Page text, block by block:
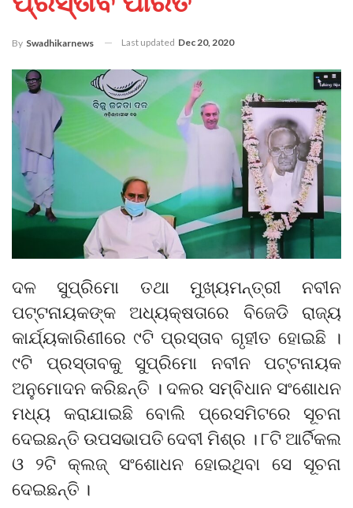
By Swadhikarnews Last updated Dec 20, 2020
ଦଳ ସୁପ୍ରିମୋ ତଥା ମୁଖ୍ୟମନ୍ତ୍ରୀ ନବୀନ
ପଟ୍ଟନାୟକଙ୍କ ଅଧ୍ୟକ୍ଷତାରେ ବିଜେଡି ରାଜ୍ୟ
କାର୍ଯ୍ୟକାରିଣୀରେ ୯ଟି ପ୍ରସ୍ତାବ ଗୃହୀତ ହୋଇଛି ।
୯ଟି ପ୍ରସ୍ତାବକୁ ସୁପ୍ରିମୋ ନବୀନ ପଟ୍ଟନାୟକ
ଅନୁମୋଦନ କରିଛନ୍ତି । ଦଳର ସମ୍ବିଧାନ ସଂଶୋଧନ
ମଧ୍ୟ କରାଯାଇଛି ବୋଲି ପ୍ରେସମିଟରେ ସୂଚନା
ଦେଇଛନ୍ତି ଉପସଭାପତି ଦେବୀ ମିଶ୍ର । ୮ଟି ଆର୍ଟିକଲ
ଓ ୨ଟି କ୍ଲଜ୍ ସଂଶୋଧନ ହୋଇଥିବା ସେ ସୂଚନା
ଦେଇଛନ୍ତି ।